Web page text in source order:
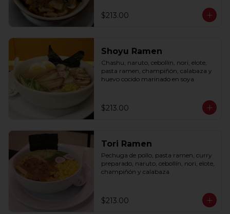
$213.00
Shoyu Ramen
Chashu, naruto, cebollín, nori, elote,
pasta ramen, champiñón, calabaza y
huevo cocido marinado en soya
$213.00
Tori Ramen
Pechuga de pollo, pasta ramen, curry
preparado, naruto, cebollín, nori, elote,
champiñón y calabaza
$213.00